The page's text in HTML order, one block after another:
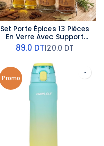
Set Porte Épices 13 Pièces
En Verre Avec Support
Effet Bois
89.0 DT120.0DT
Promo